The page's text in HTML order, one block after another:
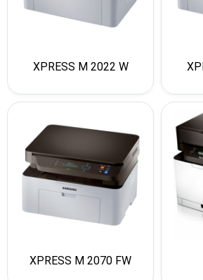
XPRESS M 2022 W
XPRESS M 2070 FW